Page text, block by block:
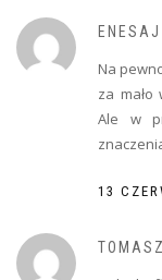
ENESAJ
Na
za
Ale w
13